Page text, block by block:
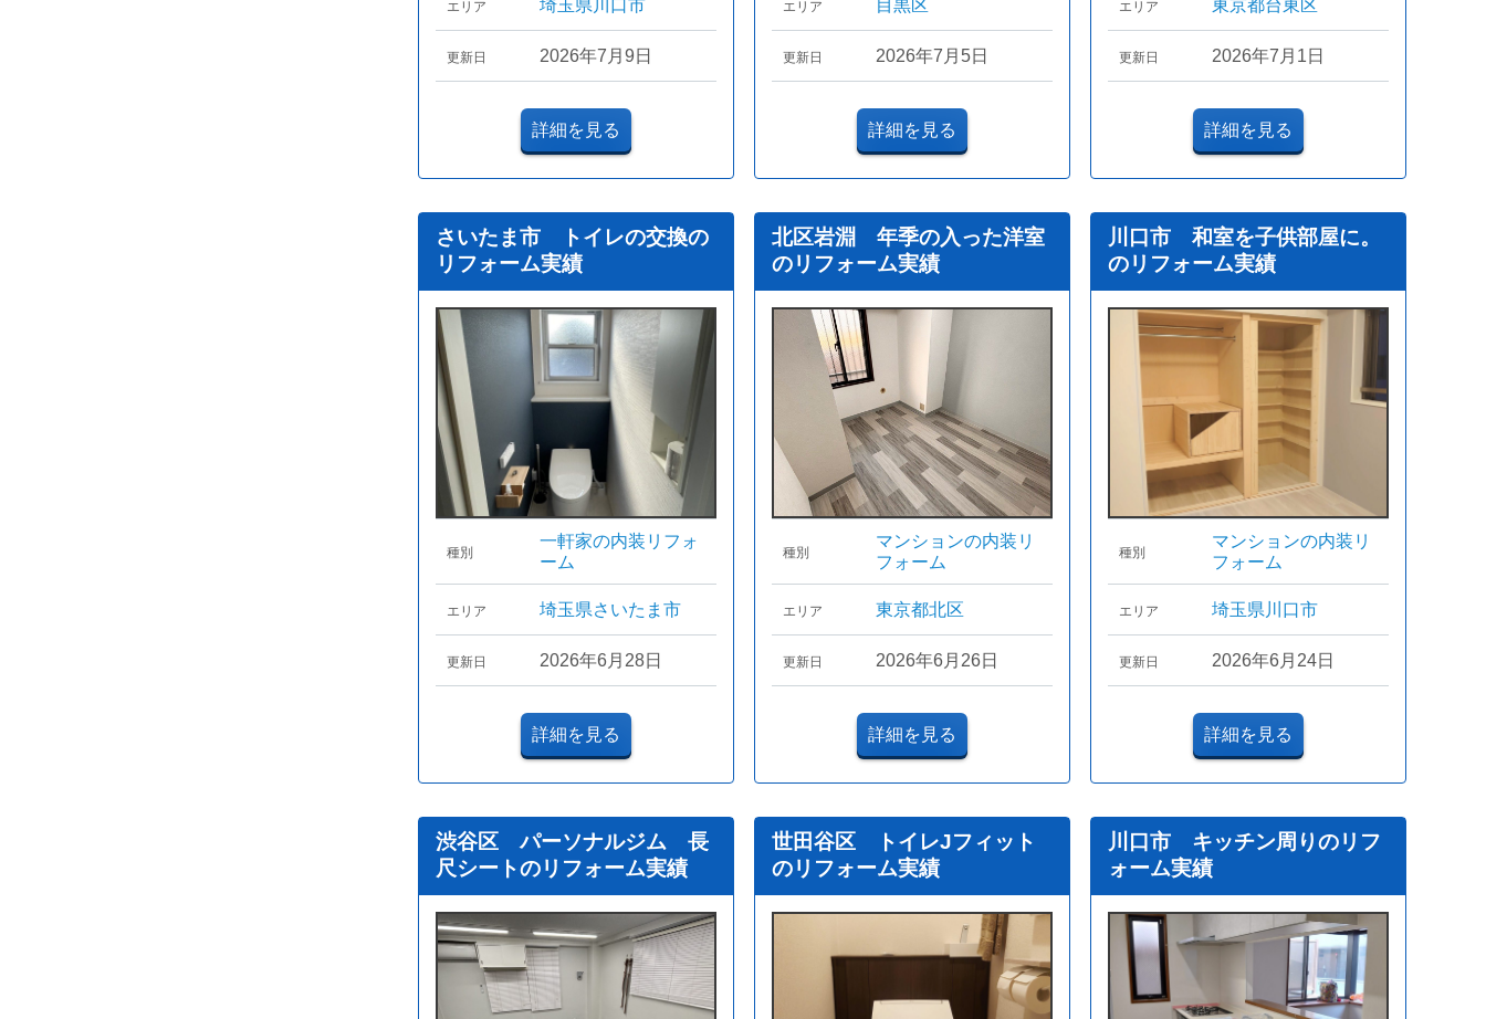
エリア 埼玉県川口市
更新日 2026年7月9日
詳細を見る
エリア 目黒区
更新日 2026年7月5日
詳細を見る
エリア 東京都台東区
更新日 2026年7月1日
詳細を見る
さいたま市 トイレの交換の
リフォーム実績
種別
一軒家の内装リフォ
ーム
エリア 埼玉県さいたま市
更新日 2026年6月28日
詳細を見る
北区岩淵 年季の入った洋室
のリフォーム実績
種別
マンションの内装リ
フォーム
エリア 東京都北区
更新日 2026年6月26日
詳細を見る
川口市 和室を子供部屋に。
のリフォーム実績
種別
マンションの内装リ
フォーム
エリア 埼玉県川口市
更新日 2026年6月24日
詳細を見る
渋谷区 パーソナルジム 長
尺シートのリフォーム実績
世田谷区 トイレJフィット
のリフォーム実績
川口市 キッチン周りのリフ
ォーム実績